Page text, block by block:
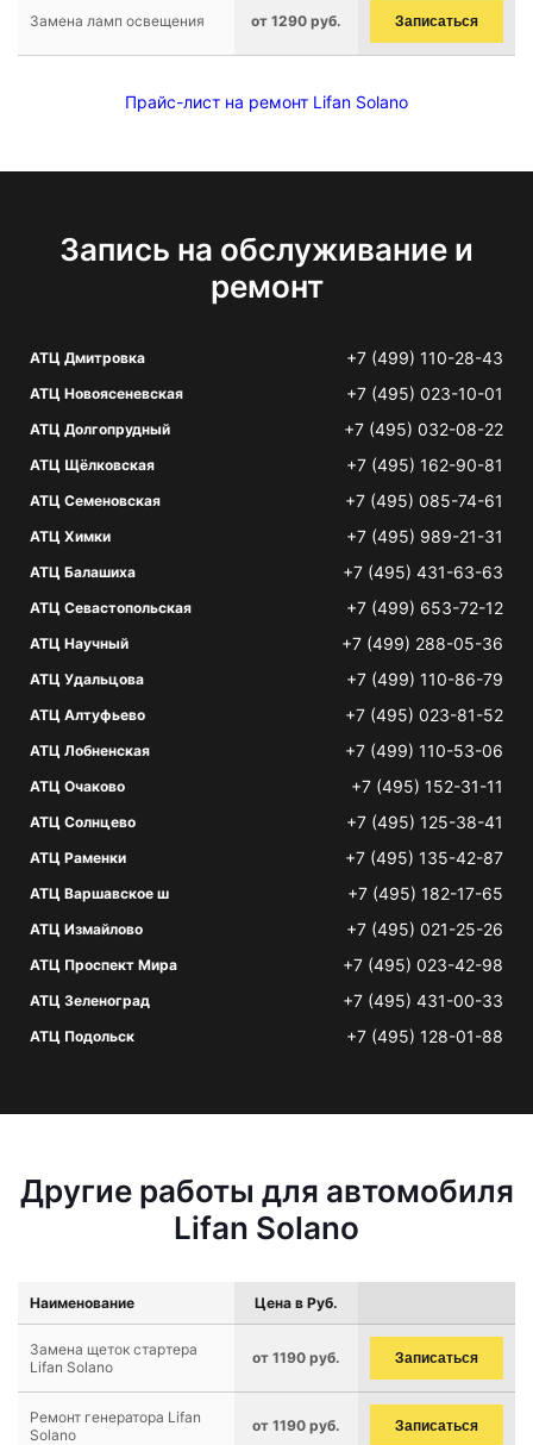
Замена ламп освещения от 1290 руб. Записаться
Прайс-лист на ремонт Lifan Solano
Запись на обслуживание и
ремонт
АТЦ Дмитровка +7 (499) 110-28-43
АТЦ Новоясеневская +7 (495) 023-10-01
АТЦ Долгопрудный +7 (495) 032-08-22
АТЦ Щёлковская +7 (495) 162-90-81
АТЦ Семеновская +7 (495) 085-74-61
АТЦ Химки +7 (495) 989-21-31
АТЦ Балашиха +7 (495) 431-63-63
АТЦ Севастопольская +7 (499) 653-72-12
АТЦ Научный +7 (499) 288-05-36
АТЦ Удальцова +7 (499) 110-86-79
АТЦ Алтуфьево +7 (495) 023-81-52
АТЦ Лобненская +7 (499) 110-53-06
АТЦ Очаково +7 (495) 152-31-11
АТЦ Солнцево +7 (495) 125-38-41
АТЦ Раменки +7 (495) 135-42-87
АТЦ Варшавское ш +7 (495) 182-17-65
АТЦ Измайлово +7 (495) 021-25-26
АТЦ Проспект Мира +7 (495) 023-42-98
АТЦ Зеленоград +7 (495) 431-00-33
АТЦ Подольск +7 (495) 128-01-88
Другие работы для автомобиля
Lifan Solano
Наименование Цена в Руб.
Замена щеток стартера
Lifan Solano
от 1190 руб. Записаться
Ремонт генератора Lifan
Solano
от 1190 руб. Записаться